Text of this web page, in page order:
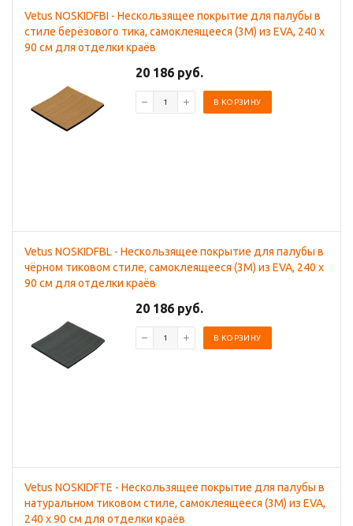
Vetus NOSKIDFBI - Нескользящее покрытие для палубы в
стиле берёзового тика, самоклеящееся (3M) из EVA, 240 x
90 см для отделки краёв
20 186 руб.
В КОРЗИНУ
Vetus NOSKIDFBL - Нескользящее покрытие для палубы в
чёрном тиковом стиле, самоклеящееся (3M) из EVA, 240 x
90 см для отделки краёв
20 186 руб.
В КОРЗИНУ
Vetus NOSKIDFTE - Нескользящее покрытие для палубы в
натуральном тиковом стиле, самоклеящееся (3M) из EVA,
240 x 90 см для отделки краёв